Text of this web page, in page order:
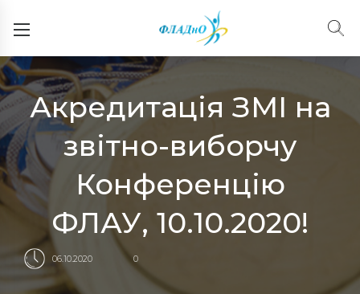
Акредитація ЗМІ на
звітно-виборчу
Конференцію
ФЛАУ, 10.10.2020!
06.10.2020 0